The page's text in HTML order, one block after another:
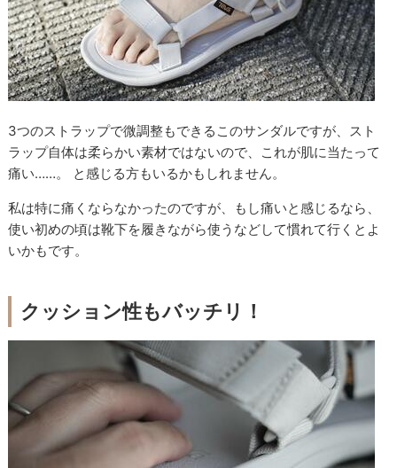
3つのストラップで微調整もできるこのサンダルですが、スト
ラップ自体は柔らかい素材ではないので、これが肌に当たって
痛い……。 と感じる方もいるかもしれません。
私は特に痛くならなかったのですが、もし痛いと感じるなら、
使い初めの頃は靴下を履きながら使うなどして慣れて行くとよ
いかもです。
クッション性もバッチリ！